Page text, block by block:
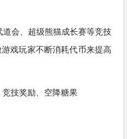
道会、超级熊猫成长赛等竞技
戏玩家不断消耗代币来提高
竞技奖励、空降糖果